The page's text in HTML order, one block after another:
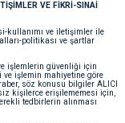
VE FİKRİ-SINAİ
kullanımı ve iletişimler ile
politikası ve şartlar
işlemlerin güvenliği için
ve işlemin mahiyetine göre
söz konusu bilgiler ALICI
kişilerce erişilememesi için,
tedbirlerin alınması